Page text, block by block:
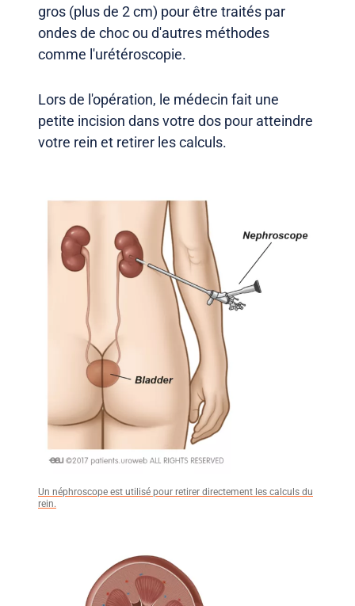
gros (plus de 2 cm) pour être traités par
ondes de choc ou d'autres méthodes
comme l'urétéroscopie.
Lors de l'opération, le médecin fait une
petite incision dans votre dos pour atteindre
votre rein et retirer les calculs.
Un néphroscope est utilisé pour retirer directement les calculs du
rein.